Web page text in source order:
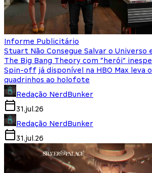
Informe Publicitário
Stuart Não Consegue Salvar o Universo
The Big Bang Theory com “herói”
Spin-off já disponível na HBO Max leva
quadrinhos ao holofote
Redação NerdBunker
31.jul.26
Redação NerdBunker
31.jul.26